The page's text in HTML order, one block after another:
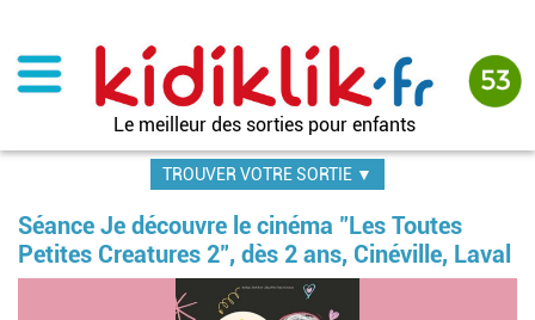
contenu
principal
Le meilleur des sorties pour enfants
TROUVER VOTRE SORTIE ▼
Séance Je découvre le cinéma "Les Toutes
Petites Creatures 2", dès 2 ans, Cinéville, Laval